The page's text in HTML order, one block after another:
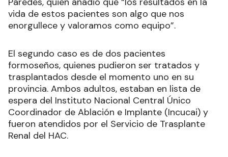
vida de estos pacientes son algo que nos
enorgullece y valoramos como equipo”.
El segundo caso es de dos pacientes
formoseños, quienes pudieron ser tratados y
trasplantados desde el momento uno en su
provincia. Ambos adultos, estaban en lista de
espera del Instituto Nacional Central Único
Coordinador de Ablación e Implante (Incucai) y
fueron atendidos por el Servicio de Trasplante
Renal del HAC.